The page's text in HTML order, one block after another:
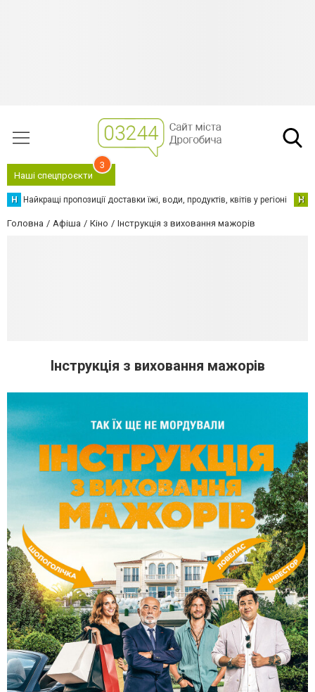
Наші спецпроєкти
3
Н Найкращі пропозиції доставки їжі, води, продуктів, квітів у регіоні Н
Головна Афіша Кіно Інструкція з виховання мажорів
Інструкція з виховання мажорів